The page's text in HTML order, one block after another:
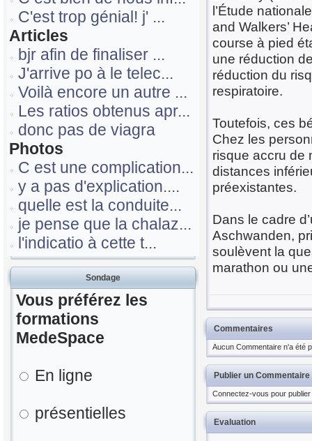
C'est trop génial! j' ...
Articles
bjr afin de finaliser ...
J'arrive po à le telec...
Voilà encore un autre ...
Les ratios obtenus apr...
donc pas de viagra
Photos
C est une complication...
y a pas d'explication....
quelle est la conduite...
je pense que la chalaz...
l'indicatio à cette t...
Sondage
Vous préférez les
formations
MedeSpace
En ligne
présentielles
l’Étude
and Walkers’
course à pied
une réduction
réduction du
respiratoire.
Toutefois, ces
Chez les
risque accru de
distances
préexistantes.
Dans le cadre
Aschwanden,
soulèvent la
marathon ou
Commentaires
Aucun Commentaire n'a été
Publier un Commentaire
Connectez-vous pour
Evaluation